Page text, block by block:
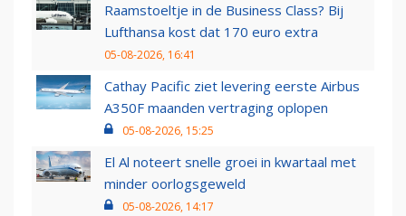
Raamstoeltje in de Business Class? Bij
Lufthansa kost dat 170 euro extra
05-08-2026, 16:41
Cathay Pacific ziet levering eerste Airbus
A350F maanden vertraging oplopen
05-08-2026, 15:25
El Al noteert snelle groei in kwartaal met
minder oorlogsgeweld
05-08-2026, 14:17